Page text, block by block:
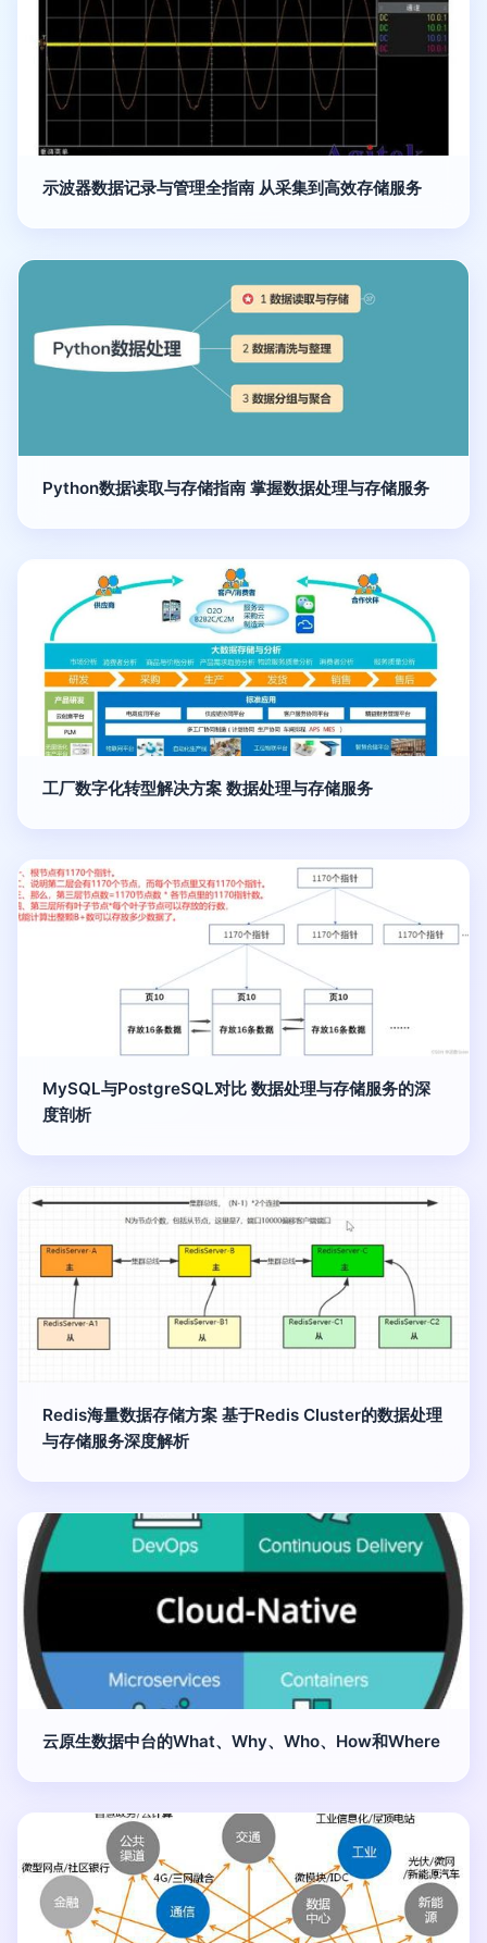
示波器数据记录与管理全指南 从采集到高效存储服务
Python数据读取与存储指南 掌握数据处理与存储服务
工厂数字化转型解决方案 数据处理与存储服务
MySQL与PostgreSQL对比 数据处理与存储服务的深
度剖析
Redis海量数据存储方案 基于Redis Cluster的数据处理
与存储服务深度解析
云原生数据中台的What、Why、Who、How和Where